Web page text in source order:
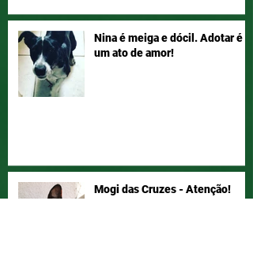
Nina é meiga e dócil. Adotar é
um ato de amor!
Mogi das Cruzes - Atenção!